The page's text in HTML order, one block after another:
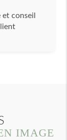
et conseil
IMAGE